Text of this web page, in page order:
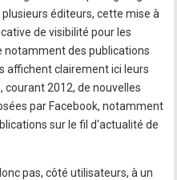
éditeurs, cette mise à
de visibilité pour les
notamment des publications
affichent clairement ici leurs
2012, de nouvelles
par Facebook, notamment
sur le fil d'actualité de
pas, côté utilisateurs, à un